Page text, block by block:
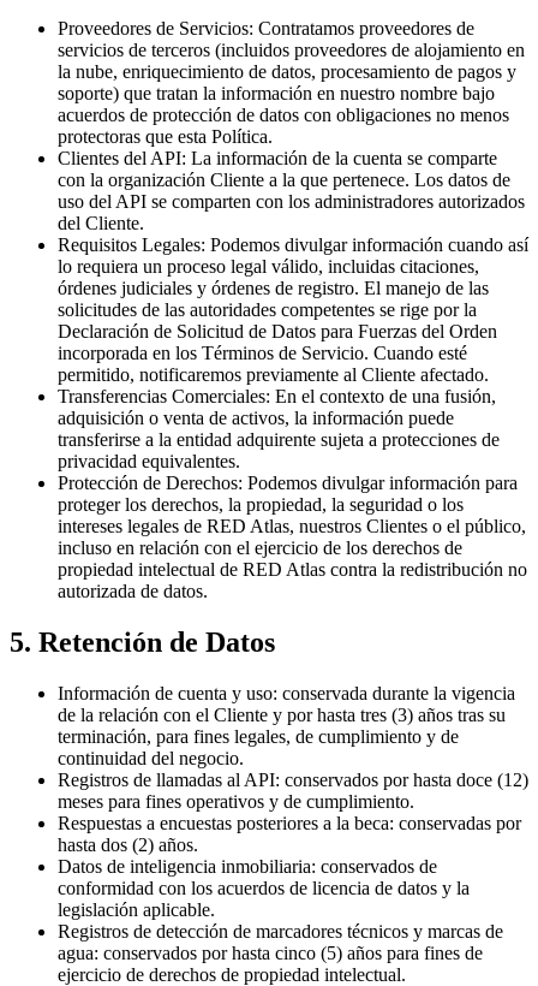
Proveedores de Servicios: Contratamos proveedores de
servicios de terceros (incluidos proveedores de alojamiento en
la nube, enriquecimiento de datos, procesamiento de pagos y
soporte) que tratan la información en nuestro nombre bajo
acuerdos de protección de datos con obligaciones no menos
protectoras que esta Política.
Clientes del API: La información de la cuenta se comparte
con la organización Cliente a la que pertenece. Los datos de
uso del API se comparten con los administradores autorizados
del Cliente.
Requisitos Legales: Podemos divulgar información cuando así
lo requiera un proceso legal válido, incluidas citaciones,
órdenes judiciales y órdenes de registro. El manejo de las
solicitudes de las autoridades competentes se rige por la
Declaración de Solicitud de Datos para Fuerzas del Orden
incorporada en los Términos de Servicio. Cuando esté
permitido, notificaremos previamente al Cliente afectado.
Transferencias Comerciales: En el contexto de una fusión,
adquisición o venta de activos, la información puede
transferirse a la entidad adquirente sujeta a protecciones de
privacidad equivalentes.
Protección de Derechos: Podemos divulgar información para
proteger los derechos, la propiedad, la seguridad o los
intereses legales de RED Atlas, nuestros Clientes o el público,
incluso en relación con el ejercicio de los derechos de
propiedad intelectual de RED Atlas contra la redistribución no
autorizada de datos.
5. Retención de Datos
Información de cuenta y uso: conservada durante la vigencia
de la relación con el Cliente y por hasta tres (3) años tras su
terminación, para fines legales, de cumplimiento y de
continuidad del negocio.
Registros de llamadas al API: conservados por hasta doce (12)
meses para fines operativos y de cumplimiento.
Respuestas a encuestas posteriores a la beca: conservadas por
hasta dos (2) años.
Datos de inteligencia inmobiliaria: conservados de
conformidad con los acuerdos de licencia de datos y la
legislación aplicable.
Registros de detección de marcadores técnicos y marcas de
agua: conservados por hasta cinco (5) años para fines de
ejercicio de derechos de propiedad intelectual.